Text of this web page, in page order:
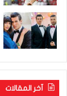
آخر المقالات